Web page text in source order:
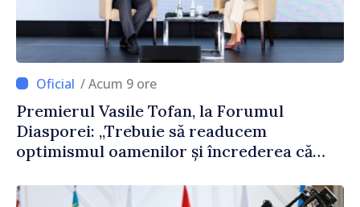
/ Acum 9 ore
Premierul Vasile Tofan, la Forumul
Diasporei: „Trebuie să readucem
optimismul oamenilor și încrederea că
corectă”